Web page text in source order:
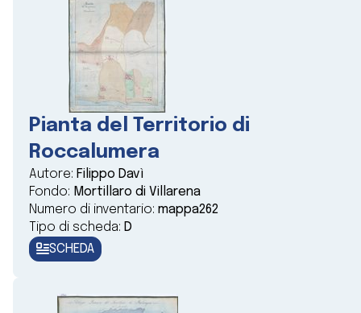
Pianta del Territorio di
Roccalumera
Autore: Filippo Davì
Fondo: Mortillaro di Villarena
Numero di inventario: mappa262
Tipo di scheda: D
SCHEDA